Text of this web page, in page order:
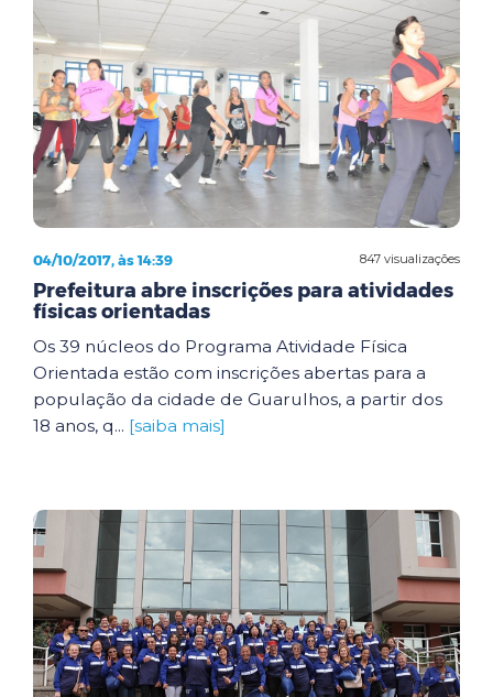
847 visualizações
04/10/2017, às 14:39
Prefeitura abre inscrições para atividades
físicas orientadas
Os 39 núcleos do Programa Atividade Física
Orientada estão com inscrições abertas para a
população da cidade de Guarulhos, a partir dos
18 anos, q... [saiba mais]